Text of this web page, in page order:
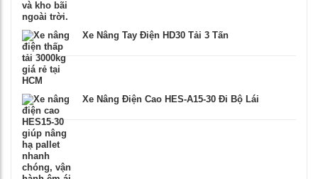
Xe Nâng Tay Điện HD30 Tải 3 Tấn
Xe Nâng Điện Cao HES-A15-30 Đi Bộ Lái